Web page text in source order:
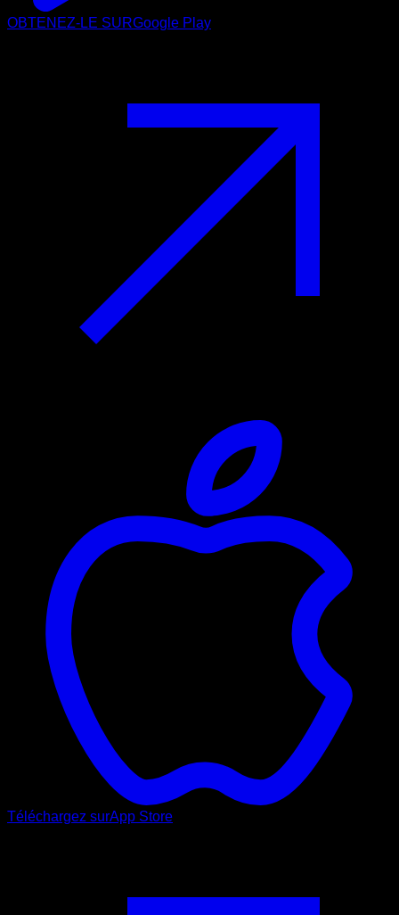
OBTENEZ-LE SURGoogle Play
Téléchargez surApp Store